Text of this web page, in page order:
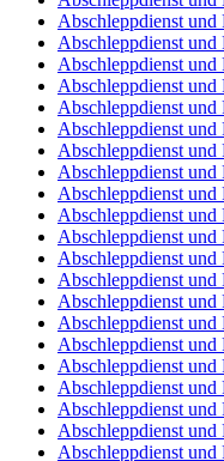
Abschleppdienst
Abschleppdienst
Abschleppdienst
Abschleppdienst und
Abschleppdienst und
Abschleppdienst
Abschleppdienst und
Abschleppdienst und
Abschleppdienst und
Abschleppdienst und
Abschleppdienst
Abschleppdienst und
Abschleppdienst
Abschleppdienst
Abschleppdienst und
Abschleppdienst
Abschleppdienst
Abschleppdienst und
Abschleppdienst und
Abschleppdienst
Abschleppdienst